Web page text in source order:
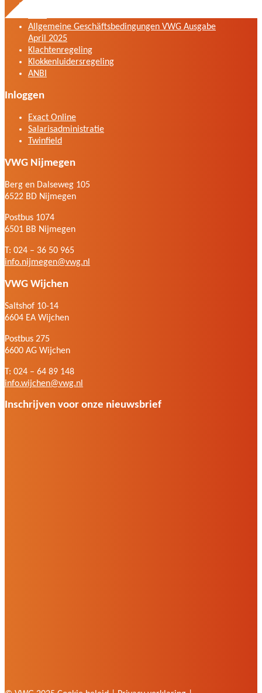
Allgemeine Geschäftsbedingungen VWG Ausgabe
April 2025
Klachtenregeling
Klokkenluidersregeling
ANBI
Inloggen
Exact Online
Salarisadministratie
Twinfield
VWG Nijmegen
Berg en Dalseweg 105
6522 BD Nijmegen
Postbus 1074
6501 BB Nijmegen
T: 024 – 36 50 965
info.nijmegen@vwg.nl
VWG Wijchen
Saltshof 10-14
6604 EA Wijchen
Postbus 275
6600 AG Wijchen
T: 024 – 64 89 148
info.wijchen@vwg.nl
Inschrijven voor onze nieuwsbrief